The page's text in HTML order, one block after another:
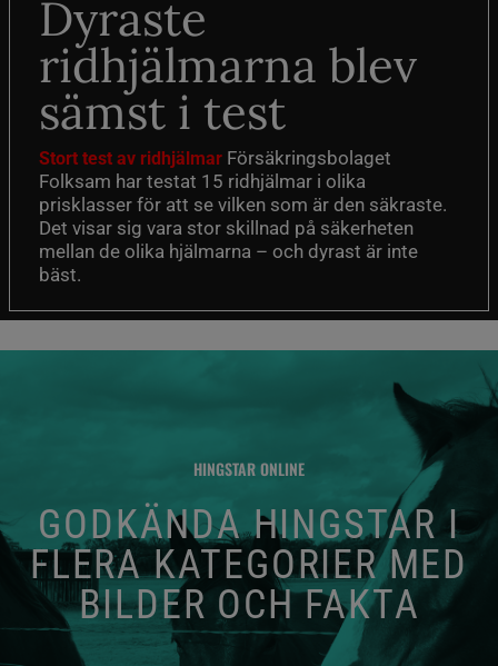
Dyraste
ridhjälmarna blev
sämst i test
Stort test av ridhjälmar Försäkringsbolaget
Folksam har testat 15 ridhjälmar i olika
prisklasser för att se vilken som är den säkraste.
Det visar sig vara stor skillnad på säkerheten
mellan de olika hjälmarna – och dyrast är inte
bäst.
HINGSTAR ONLINE
GODKÄNDA HINGSTAR I
FLERA KATEGORIER MED
BILDER OCH FAKTA